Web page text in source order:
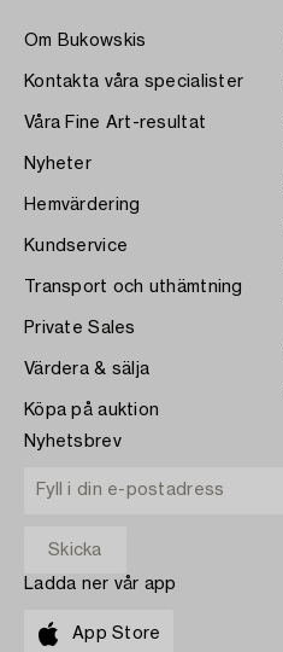
Om Bukowskis
Kontakta våra specialister
Våra Fine Art-resultat
Nyheter
Hemvärdering
Kundservice
Transport och uthämtning
Private Sales
Värdera & sälja
Köpa på auktion
Nyhetsbrev
Ladda ner vår app
App Store